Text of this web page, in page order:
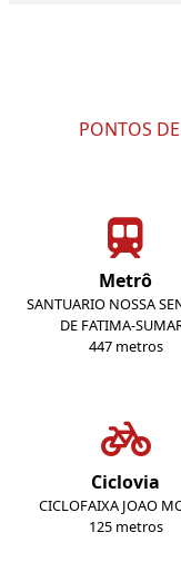
PONTOS
Metrô
SANTUARIO NOSSA
DE FATIMA-
447 metros
Ciclovia
CICLOFAIXA JOAO
125 metros